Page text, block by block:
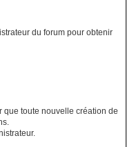
du forum pour obtenir
que toute nouvelle création de